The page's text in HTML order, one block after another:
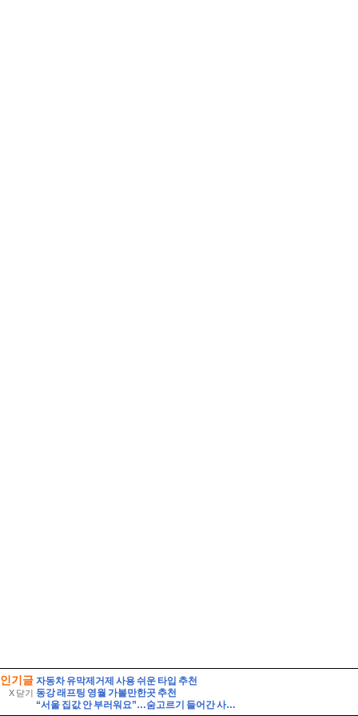
인기글
X 닫기
자동차 유막제거제 사용 쉬운 타입 추천
동강 래프팅 영월 가볼만한곳 추천
“서울 집값 안 부러워요”…숨고르기 들어간 사이 ‘훨훨’ 나는 이 동네